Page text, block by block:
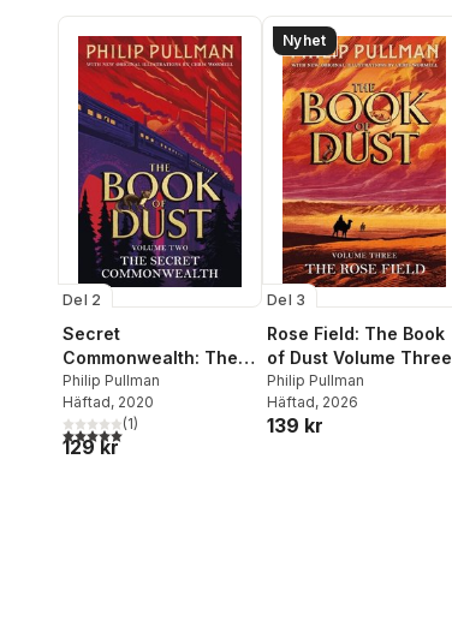
Del 2
Secret
Commonwealth: The
Book of Dust Volume
Two
Philip Pullman
Häftad, 2020
5,0utav 5 stjärnor. Totalt antal röster:
(1)
129 kr
Nyhet
Del 3
Rose Field: The Book
of Dust Volume Three
Philip Pullman
Häftad, 2026
139 kr